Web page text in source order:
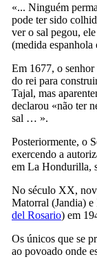
«... Ninguém
pode ter sido
ver o sal pegou,
(medida
Em 1677, o senhor
do rei para
Tajal, mas
declarou «não ter
sal … ».
Posteriormente, o
exercendo a
em La Hondurilla,
No século XX,
Matorral (Jandia) e
del Rosario) em
Os únicos que se
ao povoado onde